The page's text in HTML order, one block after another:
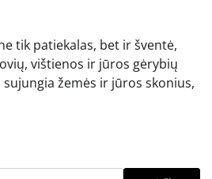
tik patiekalas, bet ir šventė,
vištienos ir jūros gėrybių
žemės ir jūros skonius,